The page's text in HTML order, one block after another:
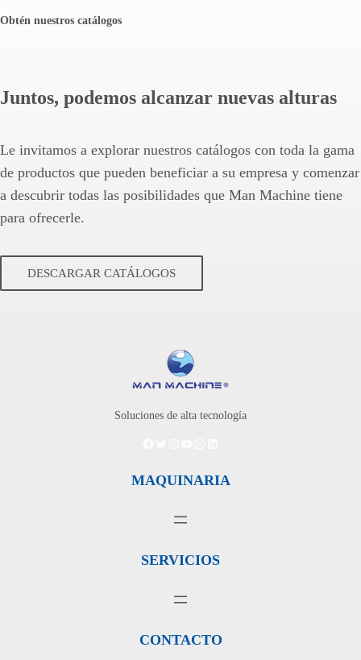
Obtén nuestros catálogos
Juntos, podemos alcanzar nuevas alturas
Le invitamos a explorar nuestros catálogos con toda la gama
de productos que pueden beneficiar a su empresa y comenzar
a descubrir todas las posibilidades que Man Machine tiene
para ofrecerle.
DESCARGAR CATÁLOGOS
Soluciones de alta tecnología
MAQUINARIA
SERVICIOS
CONTACTO